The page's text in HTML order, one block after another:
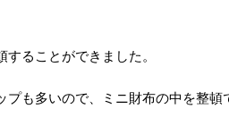
ることができました。
も多いので、ミニ財布の中を整頓